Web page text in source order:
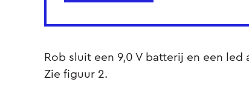
Rob sluit een 9,0 V batterij en een
Zie figuur 2.